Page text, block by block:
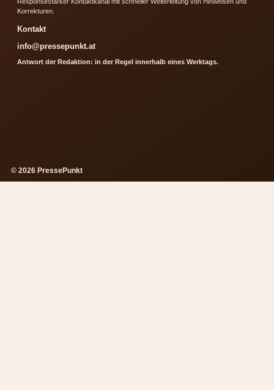
Korrekturen.
Kontakt
info@pressepunkt.at
Antwort der Redaktion: in der Regel innerhalb eines Werktags.
© 2026 PressePunkt